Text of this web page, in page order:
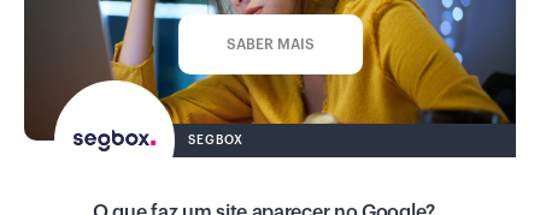
SEGBOX
SABER MAIS